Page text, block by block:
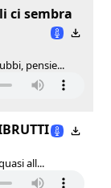
ci sembra
pensie...
all...